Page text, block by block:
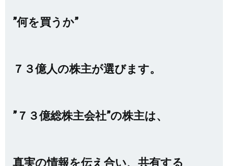
”何を買うか”
７３億人の株主が選びます。
”７３億総株主会社”の株主は、
真実の情報を伝え合い、共有する